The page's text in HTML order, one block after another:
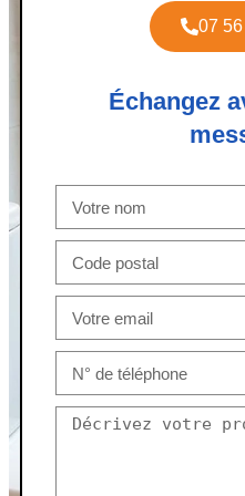
07
Échangez